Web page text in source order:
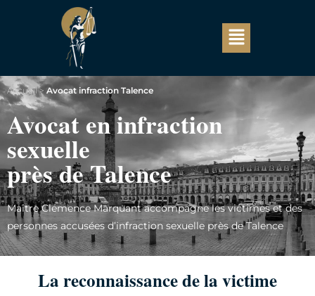
Accueil> Avocat infraction Talence
Avocat en infraction
sexuelle
près de Talence
Maître Clémence Marquant accompagne les victimes et des
personnes accusées d’infraction sexuelle près de Talence
La reconnaissance de la victime